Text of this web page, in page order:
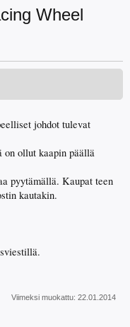
Wheel
johdot tulevat
ollut kaapin päällä
pyytämällä. Kaupat teen
kautakin.
Viimeksi muokattu: 22.01.2014